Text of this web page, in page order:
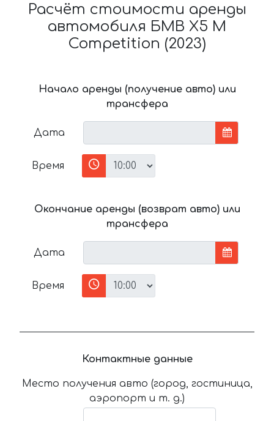
Расчёт стоимости аренды
автомобиля БМВ X5 M
Competition (2023)
Начало аренды (получение авто) или
трансфера
Дата
Время
Окончание аренды (возврат авто) или
трансфера
Дата
Время
Контактные данные
Место получения авто (город, гостиница,
аэропорт и т. д.)